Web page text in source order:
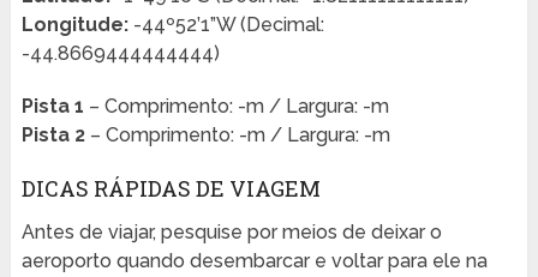
Longitude:-44º52’1”W (Decimal:
-44.8669444444444)
Pista 1 – Comprimento: -m / Largura: -m
Pista 2– Comprimento: -m / Largura: -m
DICAS RÁPIDAS DE VIAGEM
Antes de viajar, pesquise por meios de deixar o
aeroporto quando desembarcar e voltar para ele na